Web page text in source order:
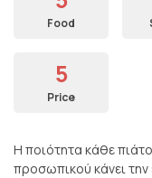
Food
5
Price
Η ποιότητα κάθε
προσωπικού κάνει την